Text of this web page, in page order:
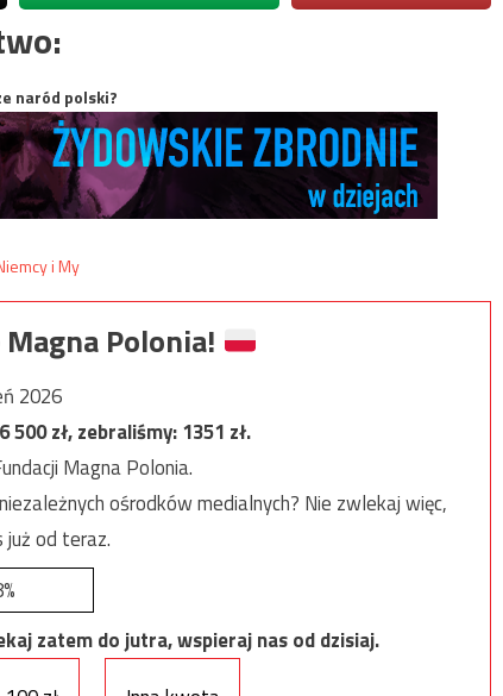
naród polski?
Polonia!
2026
500zł, zebraliśmy:1351 zł.
Magna Polonia.
ośrodków medialnych? Nie zwlekaj więc,
już od teraz.
zatem do jutra, wspieraj nas od dzisiaj.